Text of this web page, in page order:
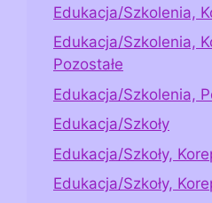
Edukacja/Szkolenia,
Edukacja/Szkolenia,
Pozostałe
Edukacja/Szkolenia,
Edukacja/Szkoły
Edukacja/Szkoły,
Edukacja/Szkoły,